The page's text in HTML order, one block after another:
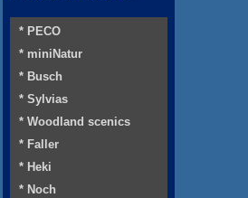
* PECO
* miniNatur
* Busch
* Sylvias
* Woodland scenics
* Faller
* Heki
* Noch